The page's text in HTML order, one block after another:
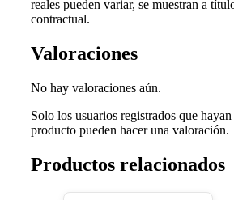
reales pueden variar, se muestran a
contractual.
Valoraciones
No hay valoraciones aún.
Solo los usuarios registrados que
producto pueden hacer una valoración.
Productos relacionados